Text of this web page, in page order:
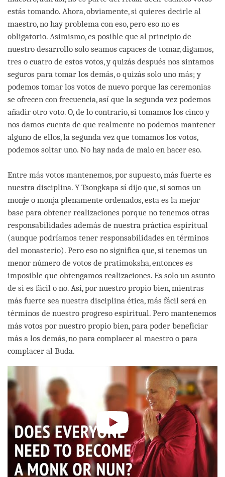
estás tomando. Ahora, obviamente, si quieres decirle al
maestro, no hay problema con eso, pero eso no es
obligatorio. Asimismo, es posible que al principio de
nuestro desarrollo solo seamos capaces de tomar, digamos,
tres o cuatro de estos votos, y quizás después nos sintamos
seguros para tomar los demás, o quizás solo uno más; y
podemos tomar los votos de nuevo porque las ceremonias
se ofrecen con frecuencia, así que la segunda vez podemos
añadir otro voto. O, de lo contrario, si tomamos los cinco y
nos damos cuenta de que realmente no podemos mantener
alguno de ellos, la segunda vez que tomamos los votos,
podemos soltar uno. No hay nada de malo en hacer eso.
Entre más votos mantenemos, por supuesto, más fuerte es
nuestra disciplina. Y Tsongkapa sí dijo que, si somos un
monje o monja plenamente ordenados, esta es la mejor
base para obtener realizaciones porque no tenemos otras
responsabilidades además de nuestra práctica espiritual
(aunque podríamos tener responsabilidades en términos
del monasterio). Pero eso no significa que, si tenemos un
menor número de votos de pratimoksha, entonces es
imposible que obtengamos realizaciones. Es solo un asunto
de si es fácil o no. Así, por nuestro propio bien, mientras
más fuerte sea nuestra disciplina ética, más fácil será en
términos de nuestro progreso espiritual. Pero mantenemos
más votos por nuestro propio bien, para poder beneficiar
más a los demás, no para complacer al maestro o para
complacer al Buda.